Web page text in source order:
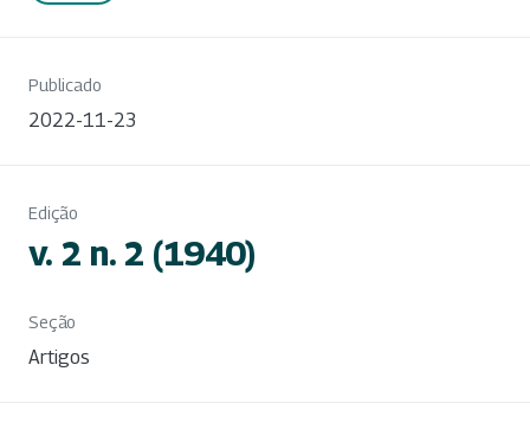
Publicado
2022-11-23
Edição
v. 2 n. 2 (1940)
Seção
Artigos